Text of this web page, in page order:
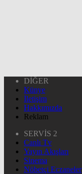
DİĞER
Künye
İletişim
Hakkımızda
Reklam
SERVİS 2
Canlı Tv
Yayın Akışları
Sinema
Nöbetçi Eczaneler